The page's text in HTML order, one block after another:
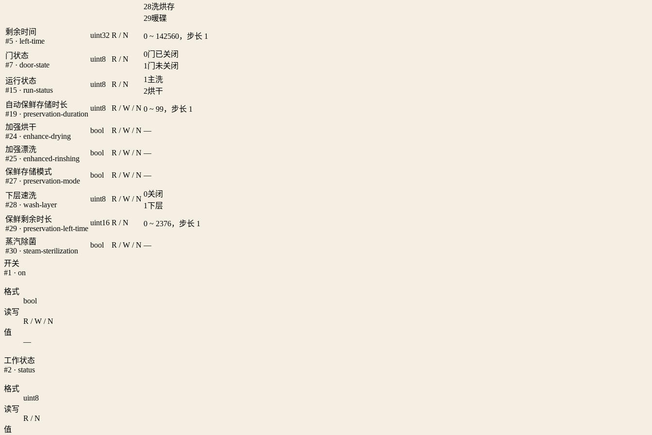
28洗烘存
29暖碟
剩余时间
#5 · left-time
uint32 R / N 0 ~ 142560，步长 1
门状态
#7 · door-state
uint8 R / N
0门已关闭
1 门未关闭
运行状态
#15 · run-status
uint8 R / N
1 主洗
2烘干
自动保鲜存储时长
#19 · preservation-duration
uint8 R / W / N 0 ~ 99，步长 1
加强烘干
#24 · enhance-drying
bool R / W / N —
加强漂洗
#25 · enhanced-rinshing
bool R / W / N —
保鲜存储模式
#27 · preservation-mode
bool R / W / N —
下层速洗
#28 · wash-layer
uint8 R / W / N
0关闭
1下层
保鲜剩余时长
#29 · preservation-left-time
uint16 R / N 0 ~ 2376，步长 1
蒸汽除菌
#30 · steam-sterilization
bool R / W / N —
开关
#1 · on
格式
bool
读写
R / W / N
值
—
工作状态
#2 · status
格式
uint8
读写
R / N
值